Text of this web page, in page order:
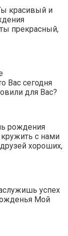
красивый и
прекрасный,
Вас сегодня
для Вас?
рождения
с нами
хороших,
успех
Мой